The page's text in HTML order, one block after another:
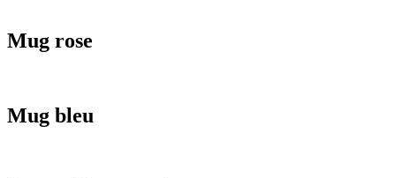
Mug rose
Mug bleu